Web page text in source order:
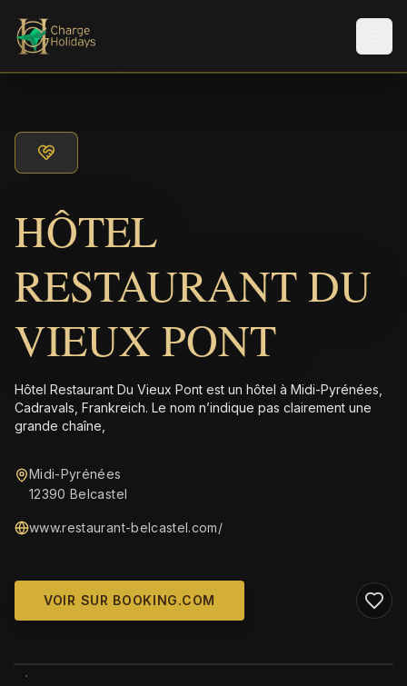
HÔTEL
RESTAURANT DU
VIEUX PONT
Hôtel Restaurant Du Vieux Pont est un hôtel à Midi-Pyrénées,
Cadravals, Frankreich. Le nom n’indique pas clairement une
grande chaîne,
Midi-Pyrénées
12390 Belcastel
www.restaurant-belcastel.com/
VOIR SUR BOOKING.COM